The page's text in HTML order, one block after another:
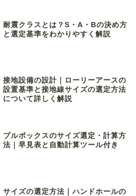
耐震クラスとは？S・A・Bの決め方
と選定基準をわかりやすく解説
接地設備の設計｜ローリーアースの
設置基準と接地線サイズの選定方法
について詳しく解説
プルボックスのサイズ選定・計算方
法｜早見表と自動計算ツール付き
サイズの選定方法｜ハンドホールの